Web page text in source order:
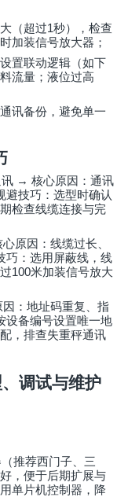
（超过1秒），检查
加装信号放大器；
置联动逻辑（如下
流量；液位过高
讯备份，避免单一
讯 → 核心原因：通讯
避技巧：选型时确认
检查线缆连接与完
心原因：线缆过长、
巧：选用屏蔽线，线
100米加装信号放大
因：地址码重复、指
设备编号设置唯一地
，排查失重秤通讯
调试与维护
推荐西门子、三
，便于后期扩展与
单片机控制器，降